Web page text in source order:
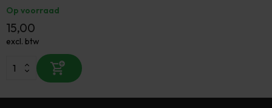
Op voorraad
15,00
excl. btw